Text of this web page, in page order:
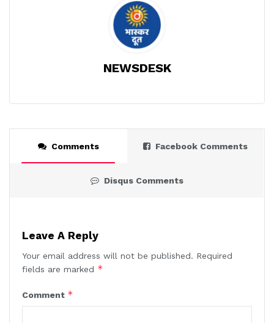
NEWSDESK
Comments Facebook Comments
Disqus Comments
Leave A Reply
Your email address will not be published. Required
fields are marked *
Comment *